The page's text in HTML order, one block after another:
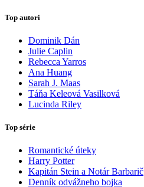
Top autori
Dominik Dán
Julie Caplin
Rebecca Yarros
Ana Huang
Sarah J. Maas
Táňa Keleová Vasilková
Lucinda Riley
Top série
Romantické úteky
Harry Potter
Kapitán Stein a Notár Barbarič
Denník odvážneho bojka